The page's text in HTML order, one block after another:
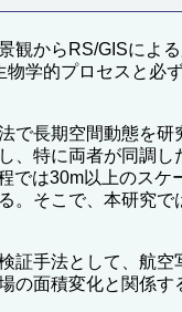
からRS/GISによ
学的プロセスと
長期空間動態を
特に両者が同調
は30m以上のス
。そこで、本研究
手法として、航
面積変化と関係す